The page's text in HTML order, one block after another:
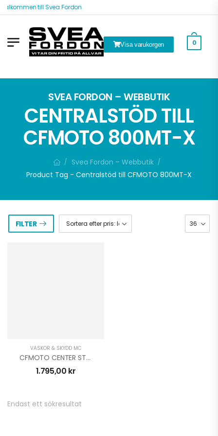
till Svea Fordon
Visa varukorgen 0
SVEA FORDON – WEBBUTIK
CENTRALSTÖD TILL
CFMOTO 800MT-X
/ Svea Fordon – Webbutik /
Product Tag - Centralstöd till CFMOTO 800MT-X
FILTER
VÄSKOR & SKYDD MC
CFMOTO CENTER STAND 800MT-X
1.795,00 kr
Endast ett sökresultat